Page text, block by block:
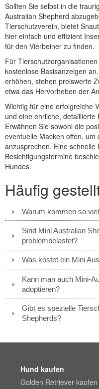
Sollten Sie selbst in die
Australian Shepherd
Tierschutzverein, bietet
hier einfach und effizient
für den Vierbeiner zu finden.
Für
kostenlose Basisanzeigen
erhöhen, stehen preiswerte
etwa das Hervorheben der
Wichtig für eine erfolgreiche
und eine ehrliche,
Erwähnen Sie sowohl die
eventuelle Macken offen,
anzusprechen. Eine
Besichtigungstermine
Hundes.
Häufig
Warum kommen so
Sind Mini Australian
problembelastet?
Was kostet ein Mini
Kann man auch Mini-
adoptieren?
Gibt es spezielle
Shepherds?
Hund kaufen
Golden Retriever kaufen